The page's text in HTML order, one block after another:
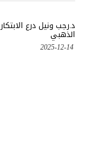
د.رجب ونيل درع الابتكار
الذهبي
2025-12-14